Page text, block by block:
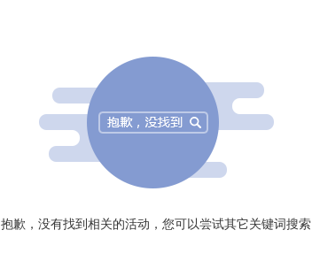
抱歉，没有找到相关的活动，您可以尝试其它关键词搜索